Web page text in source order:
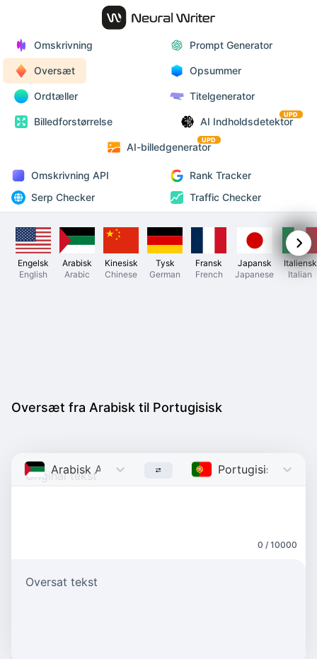
Omskrivning Prompt Generator
Oversæt Opsummer
Ordtæller Titelgenerator
Billedforstørrelse AI Indholdsdetektor
UPD
AI-billedgenerator
UPD
Omskrivning API
Rank Tracker
Serp Checker
Traffic Checker
Engelsk
English
Arabisk
Arabic
Kinesisk
Chinese
Tysk
German
Fransk
French
Japansk
Japanese
Italiensk
Italian
Oversæt fra Arabisk til Portugisisk
Arabisk Arabic Portugisisk
0 / 10000
Oversat tekst